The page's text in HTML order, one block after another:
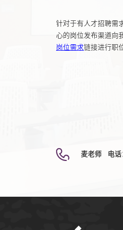
针对于有人才招聘需
心的岗位发布渠道向
岗位需求链接进行职
麦老师 电话